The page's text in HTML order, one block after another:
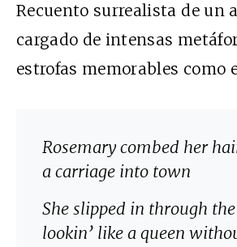
Recuento surrealista de un
cargado de intensas
estrofas memorables como
Rosemary combed her
a carriage into town
She slipped in through
lookin’ like a queen